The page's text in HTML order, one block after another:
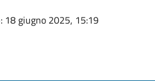
: 18 giugno 2025, 15:19